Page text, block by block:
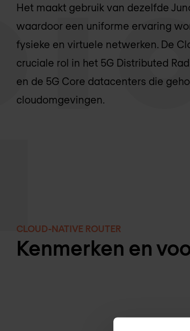
Het maakt gebruik van dezelfde
waardoor een uniforme ervaring
fysieke en virtuele netwerken. De
cruciale rol in het 5G Distributed
en de 5G Core datacenters die
cloudomgevingen.
CLOUD-NATIVE ROUTER
Kenmerken en